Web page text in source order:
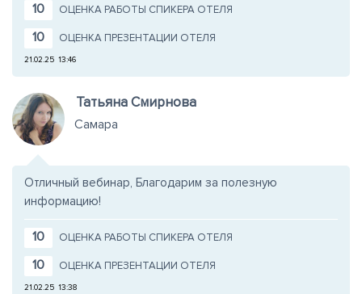
10 ОЦЕНКА РАБОТЫ СПИКЕРА ОТЕЛЯ
10 ОЦЕНКА ПРЕЗЕНТАЦИИ ОТЕЛЯ
13:46
21.02.25
Татьяна Смирнова
Самара
Отличный вебинар, Благодарим за полезную
информацию!
10 ОЦЕНКА РАБОТЫ СПИКЕРА ОТЕЛЯ
10 ОЦЕНКА ПРЕЗЕНТАЦИИ ОТЕЛЯ
13:38
21.02.25